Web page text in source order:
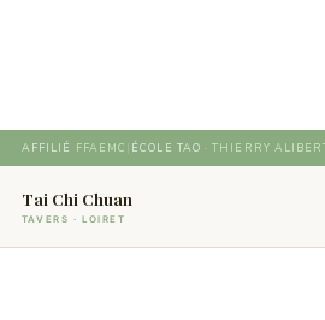
AFFILIÉ FFAEMC ÉCOLE TAO ·THIERRY
Tai Chi Chuan
TAVERS · LOIRET